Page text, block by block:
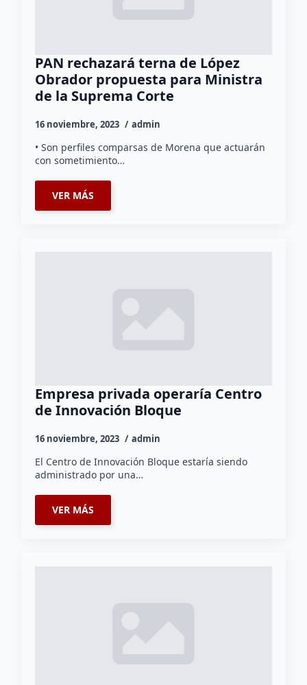
PAN rechazará terna de López
Obrador propuesta para Ministra
de la Suprema Corte
16 noviembre, 2023 admin
• Son perfiles comparsas de Morena que actuarán
con sometimiento…
VER MÁS
Empresa privada operaría Centro
de Innovación Bloque
16 noviembre, 2023 admin
El Centro de Innovación Bloque estaría siendo
administrado por una…
VER MÁS